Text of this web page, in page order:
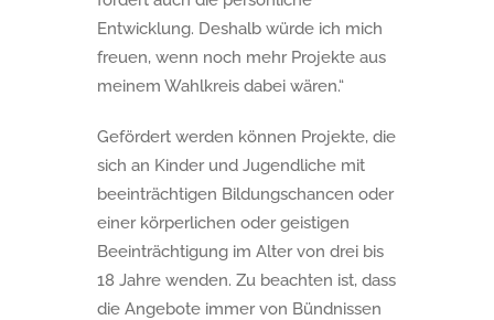
Entwicklung. Deshalb würde ich mich
freuen, wenn noch mehr Projekte aus
meinem Wahlkreis dabei wären.“
Gefördert werden können Projekte, die
sich an Kinder und Jugendliche mit
beeinträchtigen Bildungschancen oder
einer körperlichen oder geistigen
Beeinträchtigung im Alter von drei bis
18 Jahre wenden. Zu beachten ist, dass
die Angebote immer von Bündnissen